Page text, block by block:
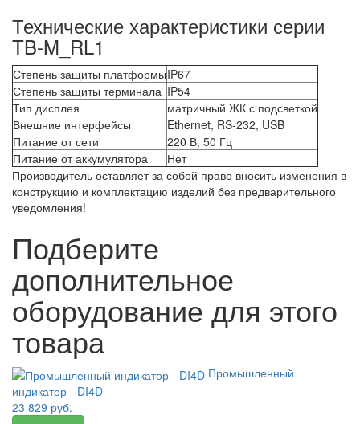
Технические характеристики серии
TB-M_RL1
Степень защиты платформыIP67
Степень защиты терминала IP54
Тип дисплея
матричный ЖК с подсветкой
Внешние интерфейсы
Ethernet, RS-232, USB
Питание от сети
220 В, 50 Гц
Питание от аккумулятора
Нет
Производитель оставляет за собой право вносить изменения в
конструкцию и комплектацию изделий без предварительного
уведомления!
Подберите
дополнительное
оборудование для этого
товара
Промышленный
индикатор - DI4D
23 829 руб.